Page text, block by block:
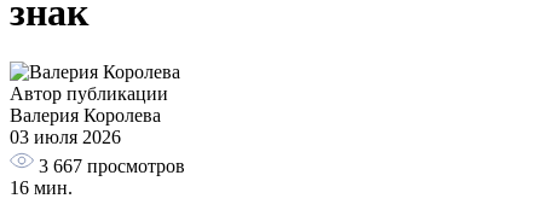
знак
Автор публикации
Валерия Королева
03 июля 2026
3 667 просмотров
16 мин.